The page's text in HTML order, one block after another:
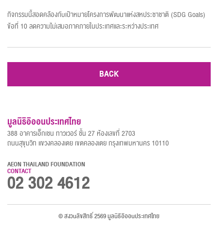
กิจกรรมนี้สอดคล้องกับเป้าหมายโครงการพัฒนาแห่งสหประชาชาติ (SDG Goals)
ข้อที่ 10 ลดความไม่เสมอภาคภายในประเทศและระหว่างประเทศ
BACK
มูลนิธิอิออนประเทศไทย
388 อาคารเอ็กเชน ทาวเวอร์ ชั้น 27 ห้องเลขที่ 2703
ถนนสุขุมวิท แขวงคลองเตย เขตคลองเตย กรุงเทพมหานคร 10110
AEON THAILAND FOUNDATION
CONTACT
02 302 4612
© สงวนลิขสิทธิ์ 2569 มูลนิธิอิออนประเทศไทย